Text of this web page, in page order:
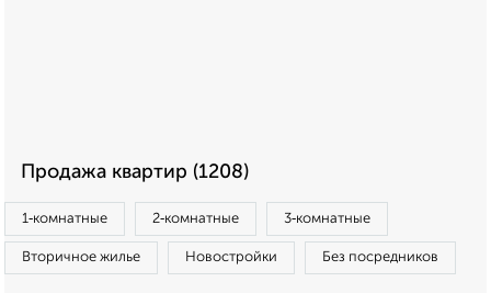
Продажа квартир (1208)
1‑комнатные 2‑комнатные 3‑комнатные
Вторичное жилье Новостройки Без посредников